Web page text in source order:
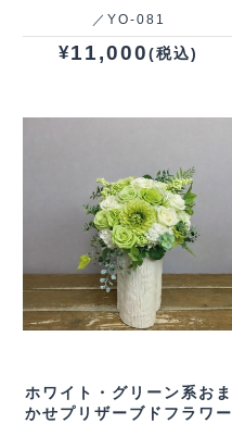
／YO‐081
¥11,000(税込)
ホワイト・グリーン系おま
かせプリザーブドフラワー